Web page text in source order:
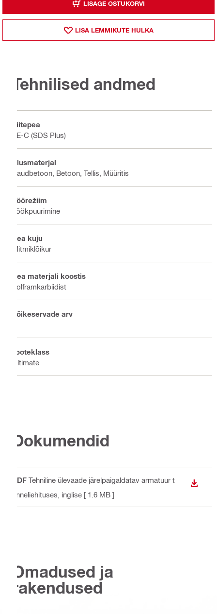
LISAGE OSTUKORVI
LISA LEMMIKUTE HULKA
Tehnilised andmed
Liitepea
TE-C (SDS Plus)
Alusmaterjal
Raudbetoon, Betoon, Tellis, Müüritis
Töörežiim
Löökpuurimine
Pea kuju
Mitmiklõikur
Pea materjali koostis
Volframkarbiidist
Lõikeservade arv
Tooteklass
Ultimate
Dokumendid
PDF Tehniline ülevaade järelpaigaldatav armatuur t
unneliehituses , inglise [ 1.6 MB ]
Omadused ja
rakendused